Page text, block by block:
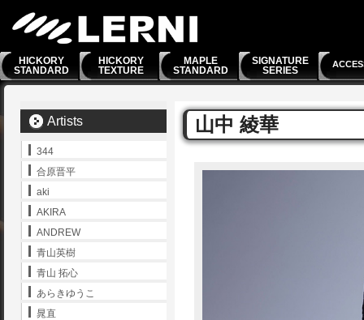
HICKORY
STANDARD
HICKORY
TEXTURE
MAPLE
STANDARD
SIGNATURE
SERIES
山中 綾華
Artists
344
合原晋平
aki
AKIRA
ANDREW
青山英樹
青山 拓心
あらきゆうこ
晁直